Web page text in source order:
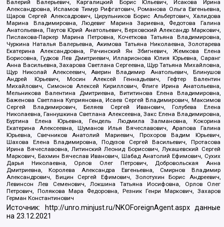
Валерий Валерьевич, Каргалицкий Борис Юльевич, Исакова Ирина
Александровна, Исламов Тимур Рифгатович, Романова Ольга Евгеньевна,
Щаров Сергей Алексадрович, Цирульников Борис Альбертович, Халидова
Марина Владимировна, Людевиг Марина Зариевна, Федотова Галина
Анатольевна, Паутов Юрий Анатольевич, Верховский Александр Маркович,
Пислакова-Паркер Марина Петровна, Кочеткова Татьяна Владимировна,
Чуркина Наталья Валерьевна, Акимова Татьяна Николаевна, Золотарева
Екатерина Александровна, Рачинский Ян Збигневич, Жемкова Елена
Борисовна, Гудков Лев Дмитриевич, Илларионова Юлия Юрьевна, Саранг
Анна Васильевна, Захарова Светлана Сергеевна, Щур Татьяна Михайловна,
Щур Николай Алексеевич, Аверин Владимир Анатольевич, Блинушов
Андрей Юрьевич, Мосин Алексей Геннадьевич, Гефтер Валентин
Михайлович, Симонов Алексей Кириллович, Флиге Ирина Анатольевна,
Мельникова Валентина Дмитриевна, Вититинова Елена Владимировна,
Баженова Светлана Куприяновна, Исаев Сергей Владимирович, Максимов
Сергей Владимирович, Беляев Сергей Иванович, Голубева Елена
Николаевна, Ганнушкина Светлана Алексеевна, Закс Елена Владимировна,
Буртина Елена Юрьевна, Гендель Людмила Залмановна, Кокорина
Екатерина Алексеевна, Шуманов Илья Вячеславович, Арапова Галина
Юрьевна, Свечников Анатолий Мариевич, Прохоров Вадим Юрьевич,
Шахова Елена Владимировна, Подузов Сергей Васильевич, Протасова
Ирина Вячеславовна, Литинский Леонид Борисович, Лукашевский Сергей
Маркович, Бахмин Вячеслав Иванович, Шабад Анатолий Ефимович, Сухих
Дарья Николаевна, Орлов Олег Петрович, Добровольская Анна
Дмитриевна, Королева Александра Евгеньевна, Смирнов Владимир
Александрович, Вицин Сергей Ефимович, Золотухин Борис Андреевич,
Левинсон Лев Семенович, Локшина Татьяна Иосифовна, Орлов Олег
Петрович, Полякова Мара Федоровна, Резник Генри Маркович, Захаров
Герман Константинович
Источник: http://unro.minjust.ru/NKOForeignAgent.aspxданные
на23.12.2021